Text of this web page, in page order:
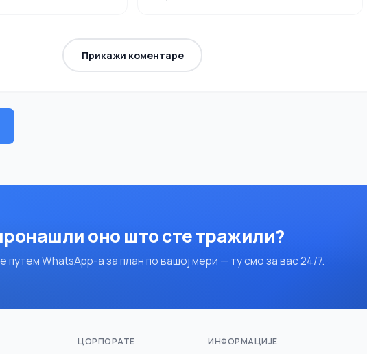
Прикажи коментаре
оно што сте тражили?
путем WhatsApp-а за план по вашој мери — ту смо за вас 24/7.
ЦОРПОРАТЕ ИНФОРМАЦИЈЕ